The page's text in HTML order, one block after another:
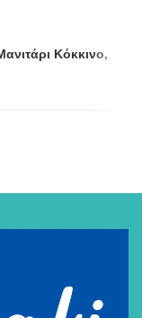
Κόκκινο,